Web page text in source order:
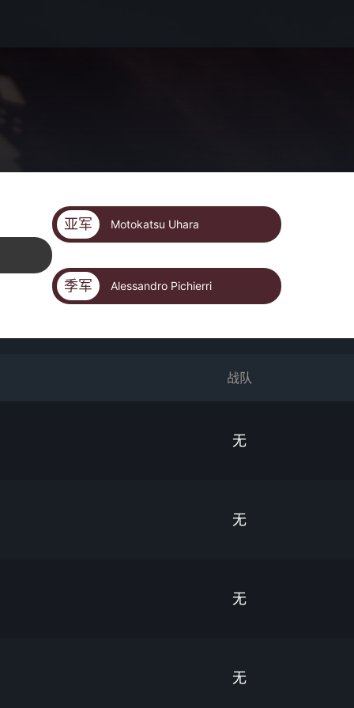
亚军 Motokatsu Uhara
季军 Alessandro Pichierri
战队
无
无
无
无